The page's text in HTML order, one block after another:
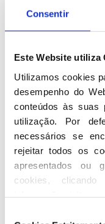
Consentir
Este Website utiliza
Utilizamos cookies
desempenho do
conteúdos às suas
utilização. Por
necessários se
rejeitar todos os
apresentados ou
cookies,
Conselho
João Bosco Mota
Alberto João Jardim
Rui Machete
Arlindo Marques
Fernando Manuel
Pedro Santana
Silva Peneda
Arménio dos Santos